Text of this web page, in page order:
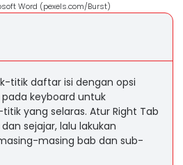
Word (pexels.com/Burst)
titik daftar isi dengan opsi
pada keyboard untuk
yang selaras. Atur Right Tab
sejajar, lalu lakukan
masing bab dan sub-